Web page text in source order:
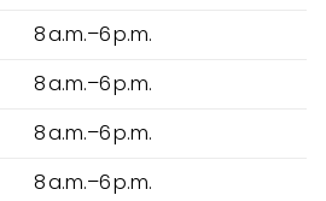
8 a.m.–6 p.m.
8 a.m.–6 p.m.
8 a.m.–6 p.m.
8 a.m.–6 p.m.